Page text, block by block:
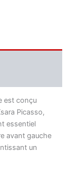
est conçu
Picasso,
essentiel
avant gauche
un